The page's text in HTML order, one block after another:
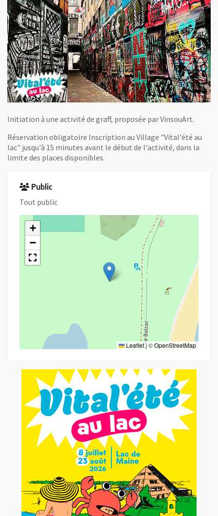
Initiation à une activité de graff, proposée par VinsouArt.
Réservation obligatoire Inscription au Village "Vital'été au
lac" jusqu'à 15 minutes avant le début de l'activité, dans la
limite des places disponibles.
Public
Tout public
+
−
Leaflet|©OpenStreetMap